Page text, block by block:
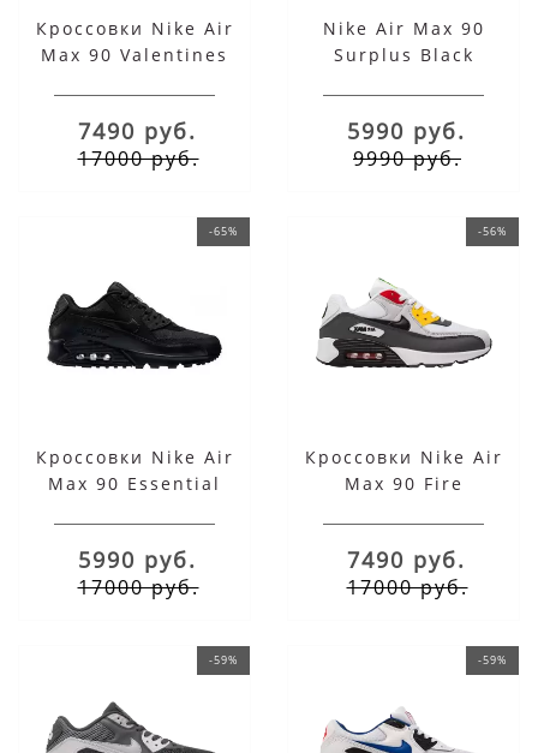
Кроссовки Nike Air
Max 90 Valentines
7490 руб.
17000 руб.
Nike Air Max 90
Surplus Black
5990 руб.
9990 руб.
-65%
Кроссовки Nike Air
Max 90 Essential
5990 руб.
17000 руб.
-56%
Кроссовки Nike Air
Max 90 Fire
7490 руб.
17000 руб.
-59% -59%